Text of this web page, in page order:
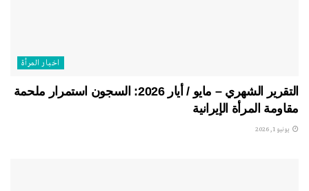
اخبار المرأة
التقرير الشهري – مايو / أيار 2026: السجون استمرار ملحمة
مقاومة المرأة الإيرانية
يونيو 1, 2026